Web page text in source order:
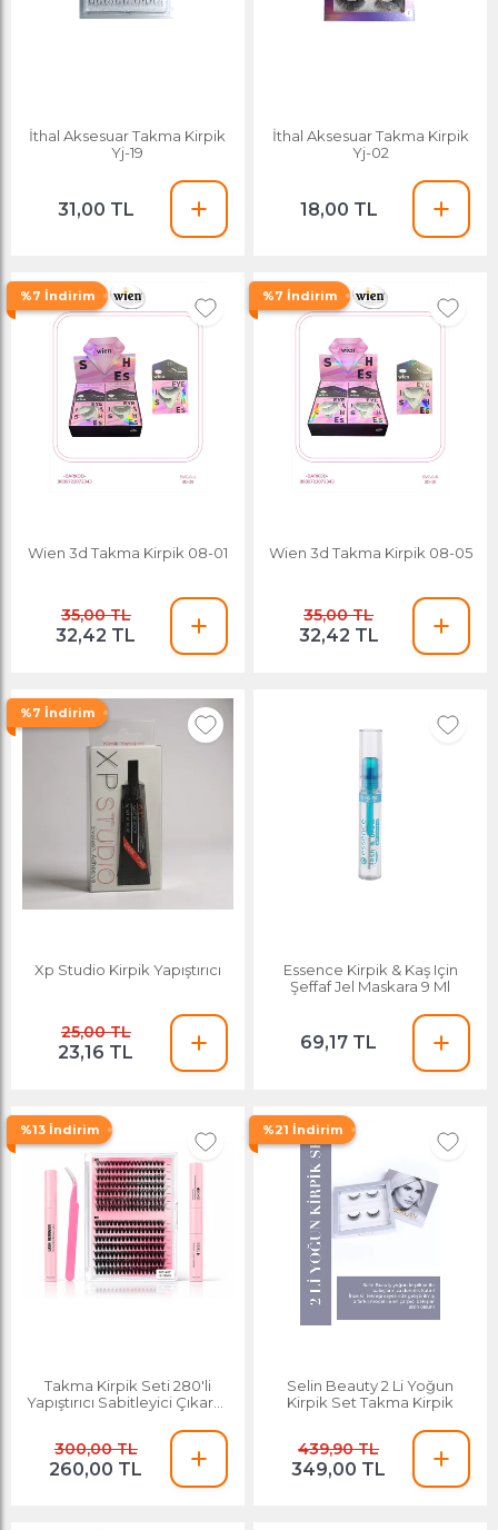
İthal Aksesuar Takma Kirpik
Yj-19
31,00 TL
İthal Aksesuar Takma Kirpik
Yj-02
18,00 TL
%7 İndirim
Wien 3d Takma Kirpik 08-01
35,00 TL
32,42 TL
%7 İndirim
Wien 3d Takma Kirpik 08-05
35,00 TL
32,42 TL
%7 İndirim
Xp Studio Kirpik Yapıştırıcı
25,00 TL
23,16 TL
Essence Kirpik & Kaş Için
Şeffaf Jel Maskara 9 Ml
69,17 TL
%13 İndirim
Takma Kirpik Seti 280'li
Yapıştırıcı Sabitleyici Çıkarıcı
Cımbızı+tarama Fırçası 30d-
40d
300,00 TL
260,00 TL
%21 İndirim
Selin Beauty 2 Li Yoğun
Kirpik Set Takma Kirpik
439,90 TL
349,00 TL